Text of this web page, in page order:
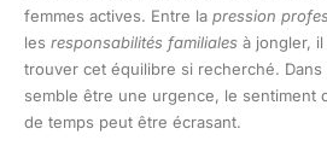
femmes actives. Entre la pression
les responsabilités familiales à jongler,
trouver cet équilibre si recherché.
semble être une urgence, le sentiment
de temps peut être écrasant.